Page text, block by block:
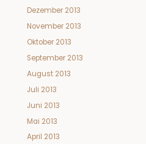
Dezember 2013
November 2013
Oktober 2013
September 2013
August 2013
Juli 2013
Juni 2013
Mai 2013
April 2013